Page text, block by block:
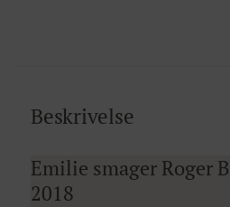
Beskrivelse
Emilie smager Roger
2018